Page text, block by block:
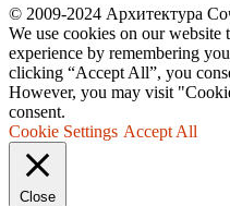
© 2009-2024 Архитектура
We use cookies on our
experience by remembering
clicking “Accept All”, you
However, you may visit
consent.
Cookie Settings Accept All
Close